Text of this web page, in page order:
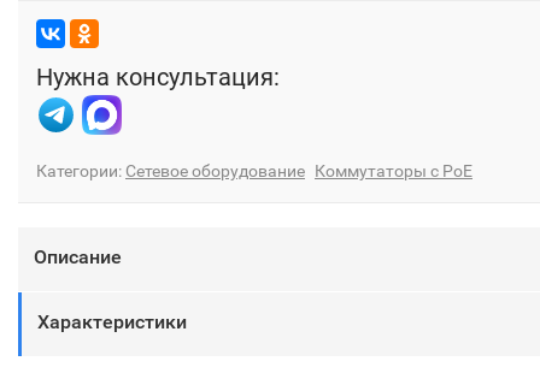
Нужна консультация:
Категории: Сетевое оборудование Коммутаторы с PoE
Описание
Характеристики